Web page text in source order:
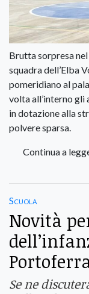
Brutta sorpresa
squadra dell’Elba
pomeridiano al
volta all’interno
in dotazione alla
polvere sparsa.
Continua a
Scuola
Novità
Se ne